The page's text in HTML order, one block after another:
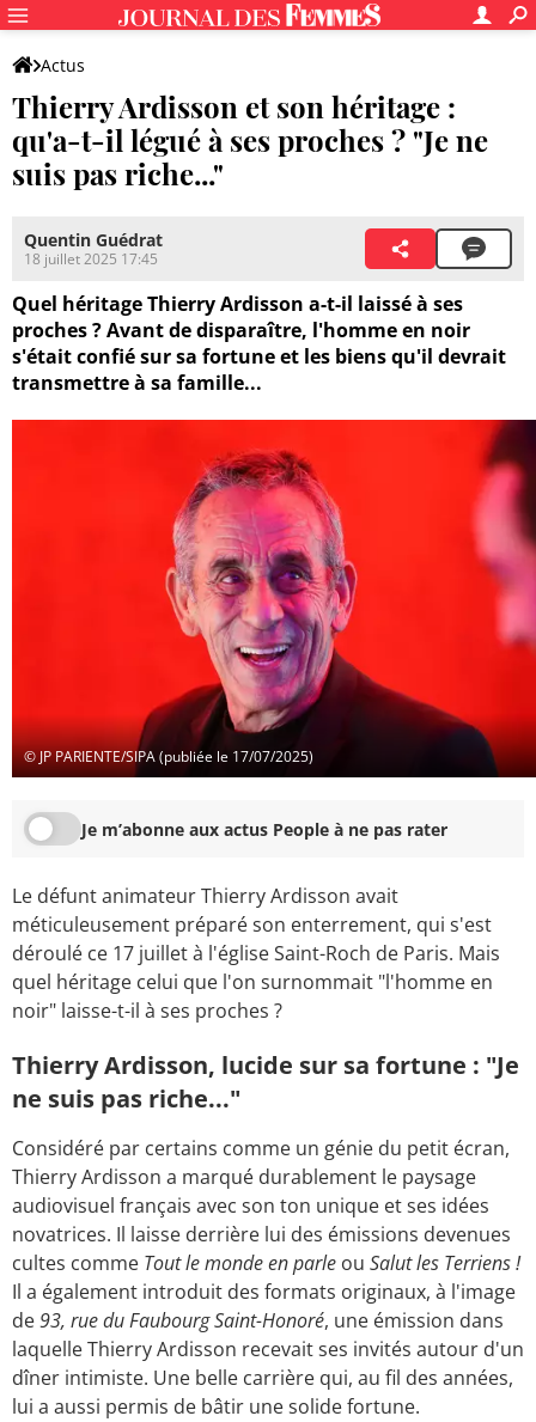
Actus
Thierry Ardisson et son héritage :
qu'a-t-il légué à ses proches ? "Je ne
suis pas riche..."
Quentin Guédrat
18 juillet 2025 17:45
Quel héritage Thierry Ardisson a-t-il laissé à ses
proches ? Avant de disparaître, l'homme en noir
s'était confié sur sa fortune et les biens qu'il devrait
transmettre à sa famille...
© JP PARIENTE/SIPA (publiée le 17/07/2025)
Je m’abonne aux actus People à ne pas rater
Le défunt animateur Thierry Ardisson avait
méticuleusement préparé son enterrement, qui s'est
déroulé ce 17 juillet à l'église Saint-Roch de Paris. Mais
quel héritage celui que l'on surnommait "l'homme en
noir" laisse-t-il à ses proches ?
Thierry Ardisson, lucide sur sa fortune : "Je
ne suis pas riche..."
Considéré par certains comme un génie du petit écran,
Thierry Ardisson a marqué durablement le paysage
audiovisuel français avec son ton unique et ses idées
novatrices. Il laisse derrière lui des émissions devenues
cultes comme Tout le monde en parle ou Salut les Terriens !
Il a également introduit des formats originaux, à l'image
de93, rue du Faubourg Saint-Honoré, une émission dans
laquelle Thierry Ardisson recevait ses invités autour d'un
dîner intimiste. Une belle carrière qui, au fil des années,
lui a aussi permis de bâtir une solide fortune.